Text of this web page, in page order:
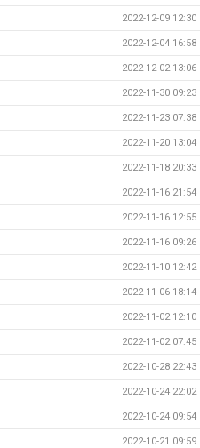
2022-12-09 12:30
2022-12-04 16:58
2022-12-02 13:06
2022-11-30 09:23
2022-11-23 07:38
2022-11-20 13:04
2022-11-18 20:33
2022-11-16 21:54
2022-11-16 12:55
2022-11-16 09:26
2022-11-10 12:42
2022-11-06 18:14
2022-11-02 12:10
2022-11-02 07:45
2022-10-28 22:43
2022-10-24 22:02
2022-10-24 09:54
2022-10-21 09:59